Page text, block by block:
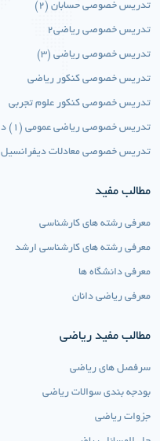
تدریس خصوصی حسابان (2)
تدریس خصوصی ریاضی2
تدریس خصوصی ریاضی (3)
تدریس خصوصی کنکور ریاضی
تدریس خصوصی کنکور علوم تجربی
تدریس خصوصی ریاضی عمومی (1) دانشگاهی
تدریس خصوصی معادلات دیفرانسیل
مطالب مفید
معرفی رشته های کارشناسی
معرفی رشته های کارشناسی ارشد
معرفی دانشگاه ها
معرفی ریاضی دانان
مطالب مفید ریاضی
سرفصل های ریاضی
بودجه بندی سوالات ریاضی
جزوات ریاضی